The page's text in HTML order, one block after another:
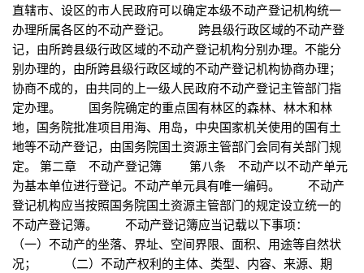
直辖市、设区的市人民政府可以确定本级不动产登记机构统一
办理所属各区的不动产登记。 跨县级行政区域的不动产登
记，由所跨县级行政区域的不动产登记机构分别办理。不能分
别办理的，由所跨县级行政区域的不动产登记机构协商办理；
协商不成的，由共同的上一级人民政府不动产登记主管部门指
定办理。 国务院确定的重点国有林区的森林、林木和林
地，国务院批准项目用海、用岛，中央国家机关使用的国有土
地等不动产登记，由国务院国土资源主管部门会同有关部门规
定。 第二章 不动产登记簿 第八条 不动产以不动产单元
为基本单位进行登记。不动产单元具有唯一编码。 不动产
登记机构应当按照国务院国土资源主管部门的规定设立统一的
不动产登记簿。 不动产登记簿应当记载以下事项：
（一）不动产的坐落、界址、空间界限、面积、用途等自然状
况； （二）不动产权利的主体、类型、内容、来源、期